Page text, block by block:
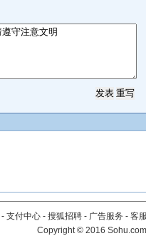
- 支付中心 - 搜狐招聘 - 广告服务 - 客
Copyright©2016